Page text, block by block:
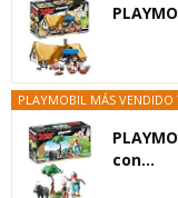
PLAYMOBIL MÁS VENDIDO
con...